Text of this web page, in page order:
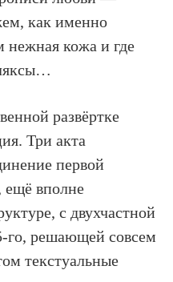
как именно
нежная кожа и где
развёртке
Три акта
первой
ещё вполне
с двухчастной
го, решающей совсем
текстуальные